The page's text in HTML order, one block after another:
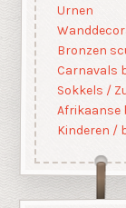
Urnen
Bronzen
Carnavals
Sokkels /
Afrikaanse
Kinderen /